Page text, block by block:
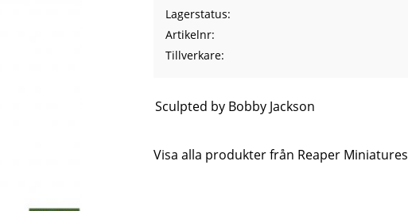
Lagerstatus
Artikelnr
Tillverkare
Sculpted by Bobby Jackson
Visa alla produkter från Reaper Miniatures